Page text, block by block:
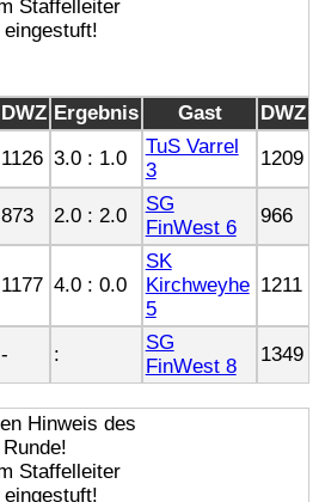
DWZ Ergebnis Gast
DWZ
1126 3.0 : 1.0
TuS Varrel
3
1209
873 2.0 : 2.0
SG
FinWest 6
966
1177 4.0 : 0.0
SK
Kirchweyhe
5
1211
- :
SG
FinWest 8
1349